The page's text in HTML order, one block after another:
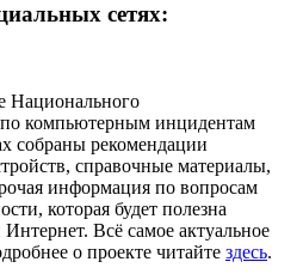
сетях:
Национального
компьютерным инцидентам
собраны рекомендации
справочные материалы,
информация по вопросам
которая будет полезна
Всё самое актуальное
о проекте читайте здесь.